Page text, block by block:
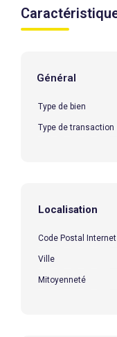
Général
Type de bien
Type de transaction
Localisation
Code Postal Internet
Ville
Mitoyenneté